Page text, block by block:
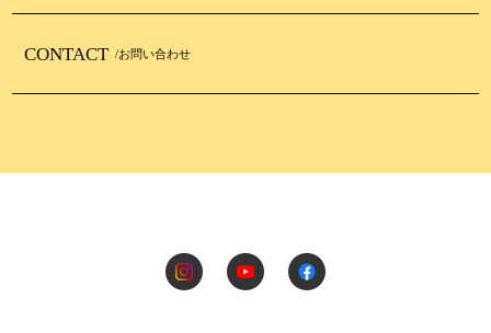
CONTACT /お問い合わせ